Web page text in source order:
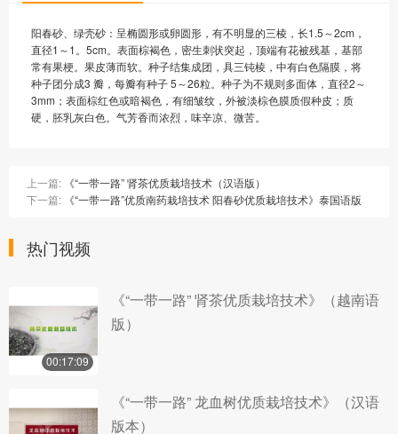
阳春砂、绿壳砂：呈椭圆形或卵圆形，有不明显的三棱，长1.5～2cm，
直径1～1。5cm。表面棕褐色，密生刺状突起，顶端有花被残基，基部
常有果梗。果皮薄而软。种子结集成团，具三钝棱，中有白色隔膜，将
种子团分成3 瓣，每瓣有种子 5～26粒。种子为不规则多面体，直径2～
3mm；表面棕红色或暗褐色，有细皱纹，外被淡棕色膜质假种皮；质
硬，胚乳灰白色。气芳香而浓烈，味辛凉、微苦。
上一篇: 《“一带一路” 肾茶优质栽培技术（汉语版）
下一篇: 《“一带一路”优质南药栽培技术 阳春砂优质栽培技术》泰国语版
热门视频
00:17:09
《“一带一路” 肾茶优质栽培技术》（越南语
版）
《“一带一路” 龙血树优质栽培技术》（汉语
版本）